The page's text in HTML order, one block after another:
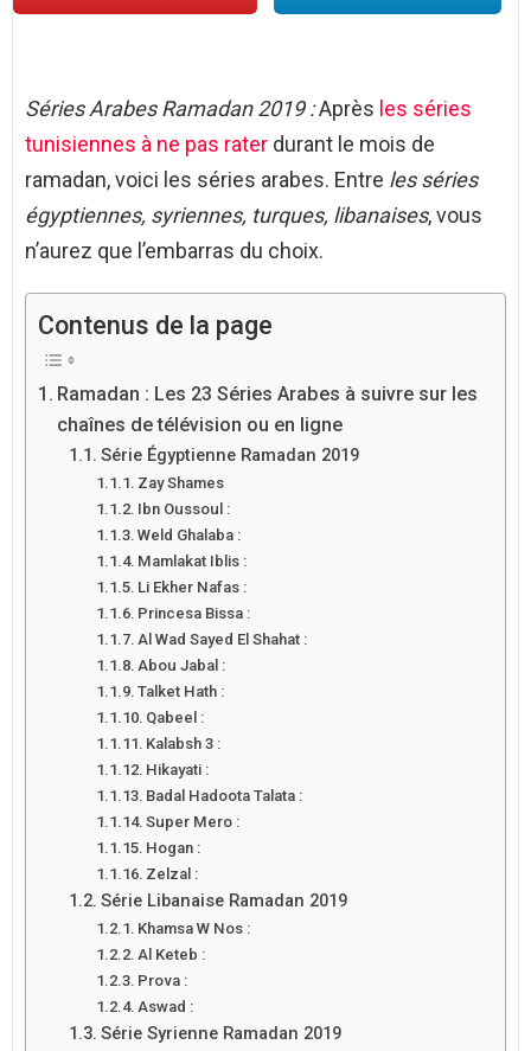
Séries Arabes Ramadan 2019 :Après les séries
tunisiennes à ne pas rater durant le mois de
ramadan, voici les séries arabes. Entre les séries
égyptiennes, syriennes, turques, libanaises, vous
n’aurez que l’embarras du choix.
Contenus de la page
Ramadan : Les 23 Séries Arabes à suivre sur les
chaînes de télévision ou en ligne
Série Égyptienne Ramadan 2019
Zay Shames
Ibn Oussoul :
Weld Ghalaba :
Mamlakat Iblis :
Li Ekher Nafas :
Princesa Bissa :
Al Wad Sayed El Shahat :
Abou Jabal :
Talket Hath :
Qabeel :
Kalabsh 3 :
Hikayati :
Badal Hadoota Talata :
Super Mero :
Hogan :
Zelzal :
Série Libanaise Ramadan 2019
Khamsa W Nos :
Al Keteb :
Prova :
Aswad :
Série Syrienne Ramadan 2019